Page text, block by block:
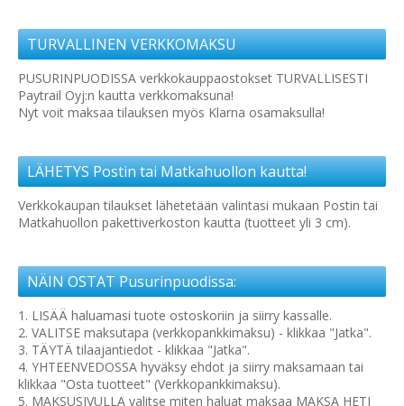
TURVALLINEN VERKKOMAKSU
PUSURINPUODISSA verkkokauppaostokset TURVALLISESTI
Paytrail Oyj:n kautta verkkomaksuna!
Nyt voit maksaa tilauksen myös Klarna osamaksulla!
LÄHETYS Postin tai Matkahuollon kautta!
Verkkokaupan tilaukset lähetetään valintasi mukaan Postin tai
Matkahuollon pakettiverkoston kautta (tuotteet yli 3 cm).
NÄIN OSTAT Pusurinpuodissa:
1. LISÄÄ haluamasi tuote ostoskoriin ja siirry kassalle.
2. VALITSE maksutapa (verkkopankkimaksu) - klikkaa "Jatka".
3. TÄYTÄ tilaajantiedot - klikkaa "Jatka".
4. YHTEENVEDOSSA hyväksy ehdot ja siirry maksamaan tai
klikkaa "Osta tuotteet" (Verkkopankkimaksu).
5. MAKSUSIVULLA valitse miten haluat maksaa MAKSA HETI